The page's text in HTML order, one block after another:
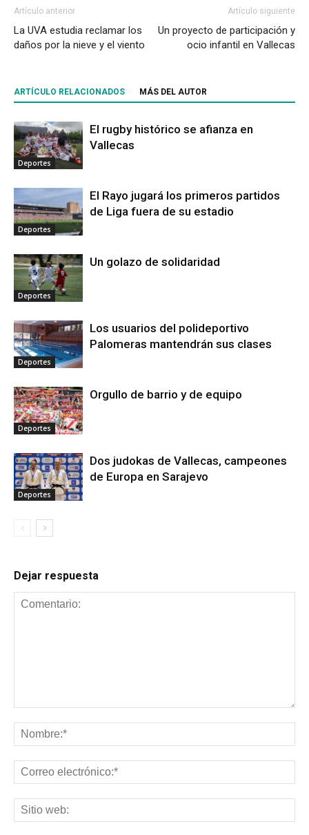
Artículo anterior
La UVA estudia reclamar los
daños por la nieve y el viento
Artículo siguiente
Un proyecto de participación y
ocio infantil en Vallecas
ARTÍCULO RELACIONADOS MÁS DEL AUTOR
Deportes
El rugby histórico se afianza en
Vallecas
Deportes
El Rayo jugará los primeros partidos
de Liga fuera de su estadio
Deportes
Un golazo de solidaridad
Deportes
Los usuarios del polideportivo
Palomeras mantendrán sus clases
Deportes
Orgullo de barrio y de equipo
Deportes
Dos judokas de Vallecas, campeones
de Europa en Sarajevo
Dejar respuesta